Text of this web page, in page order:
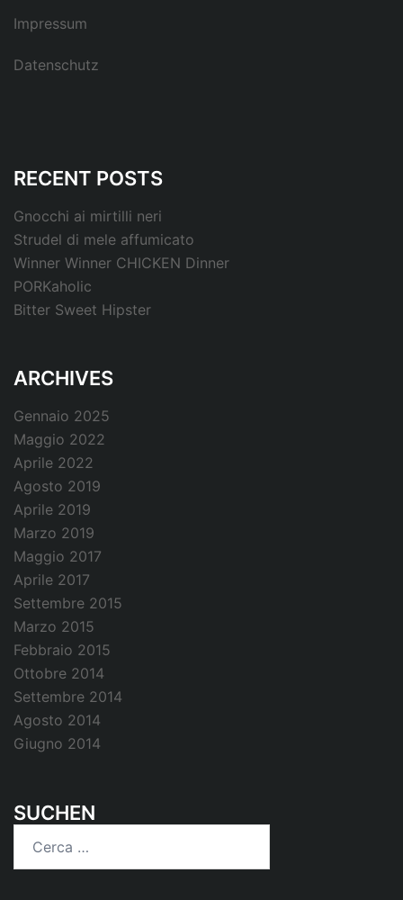
Impressum
Datenschutz
RECENT POSTS
Gnocchi ai mirtilli neri
Strudel di mele affumicato
Winner Winner CHICKEN Dinner
PORKaholic
Bitter Sweet Hipster
ARCHIVES
Gennaio 2025
Maggio 2022
Aprile 2022
Agosto 2019
Aprile 2019
Marzo 2019
Maggio 2017
Aprile 2017
Settembre 2015
Marzo 2015
Febbraio 2015
Ottobre 2014
Settembre 2014
Agosto 2014
Giugno 2014
SUCHEN
per: